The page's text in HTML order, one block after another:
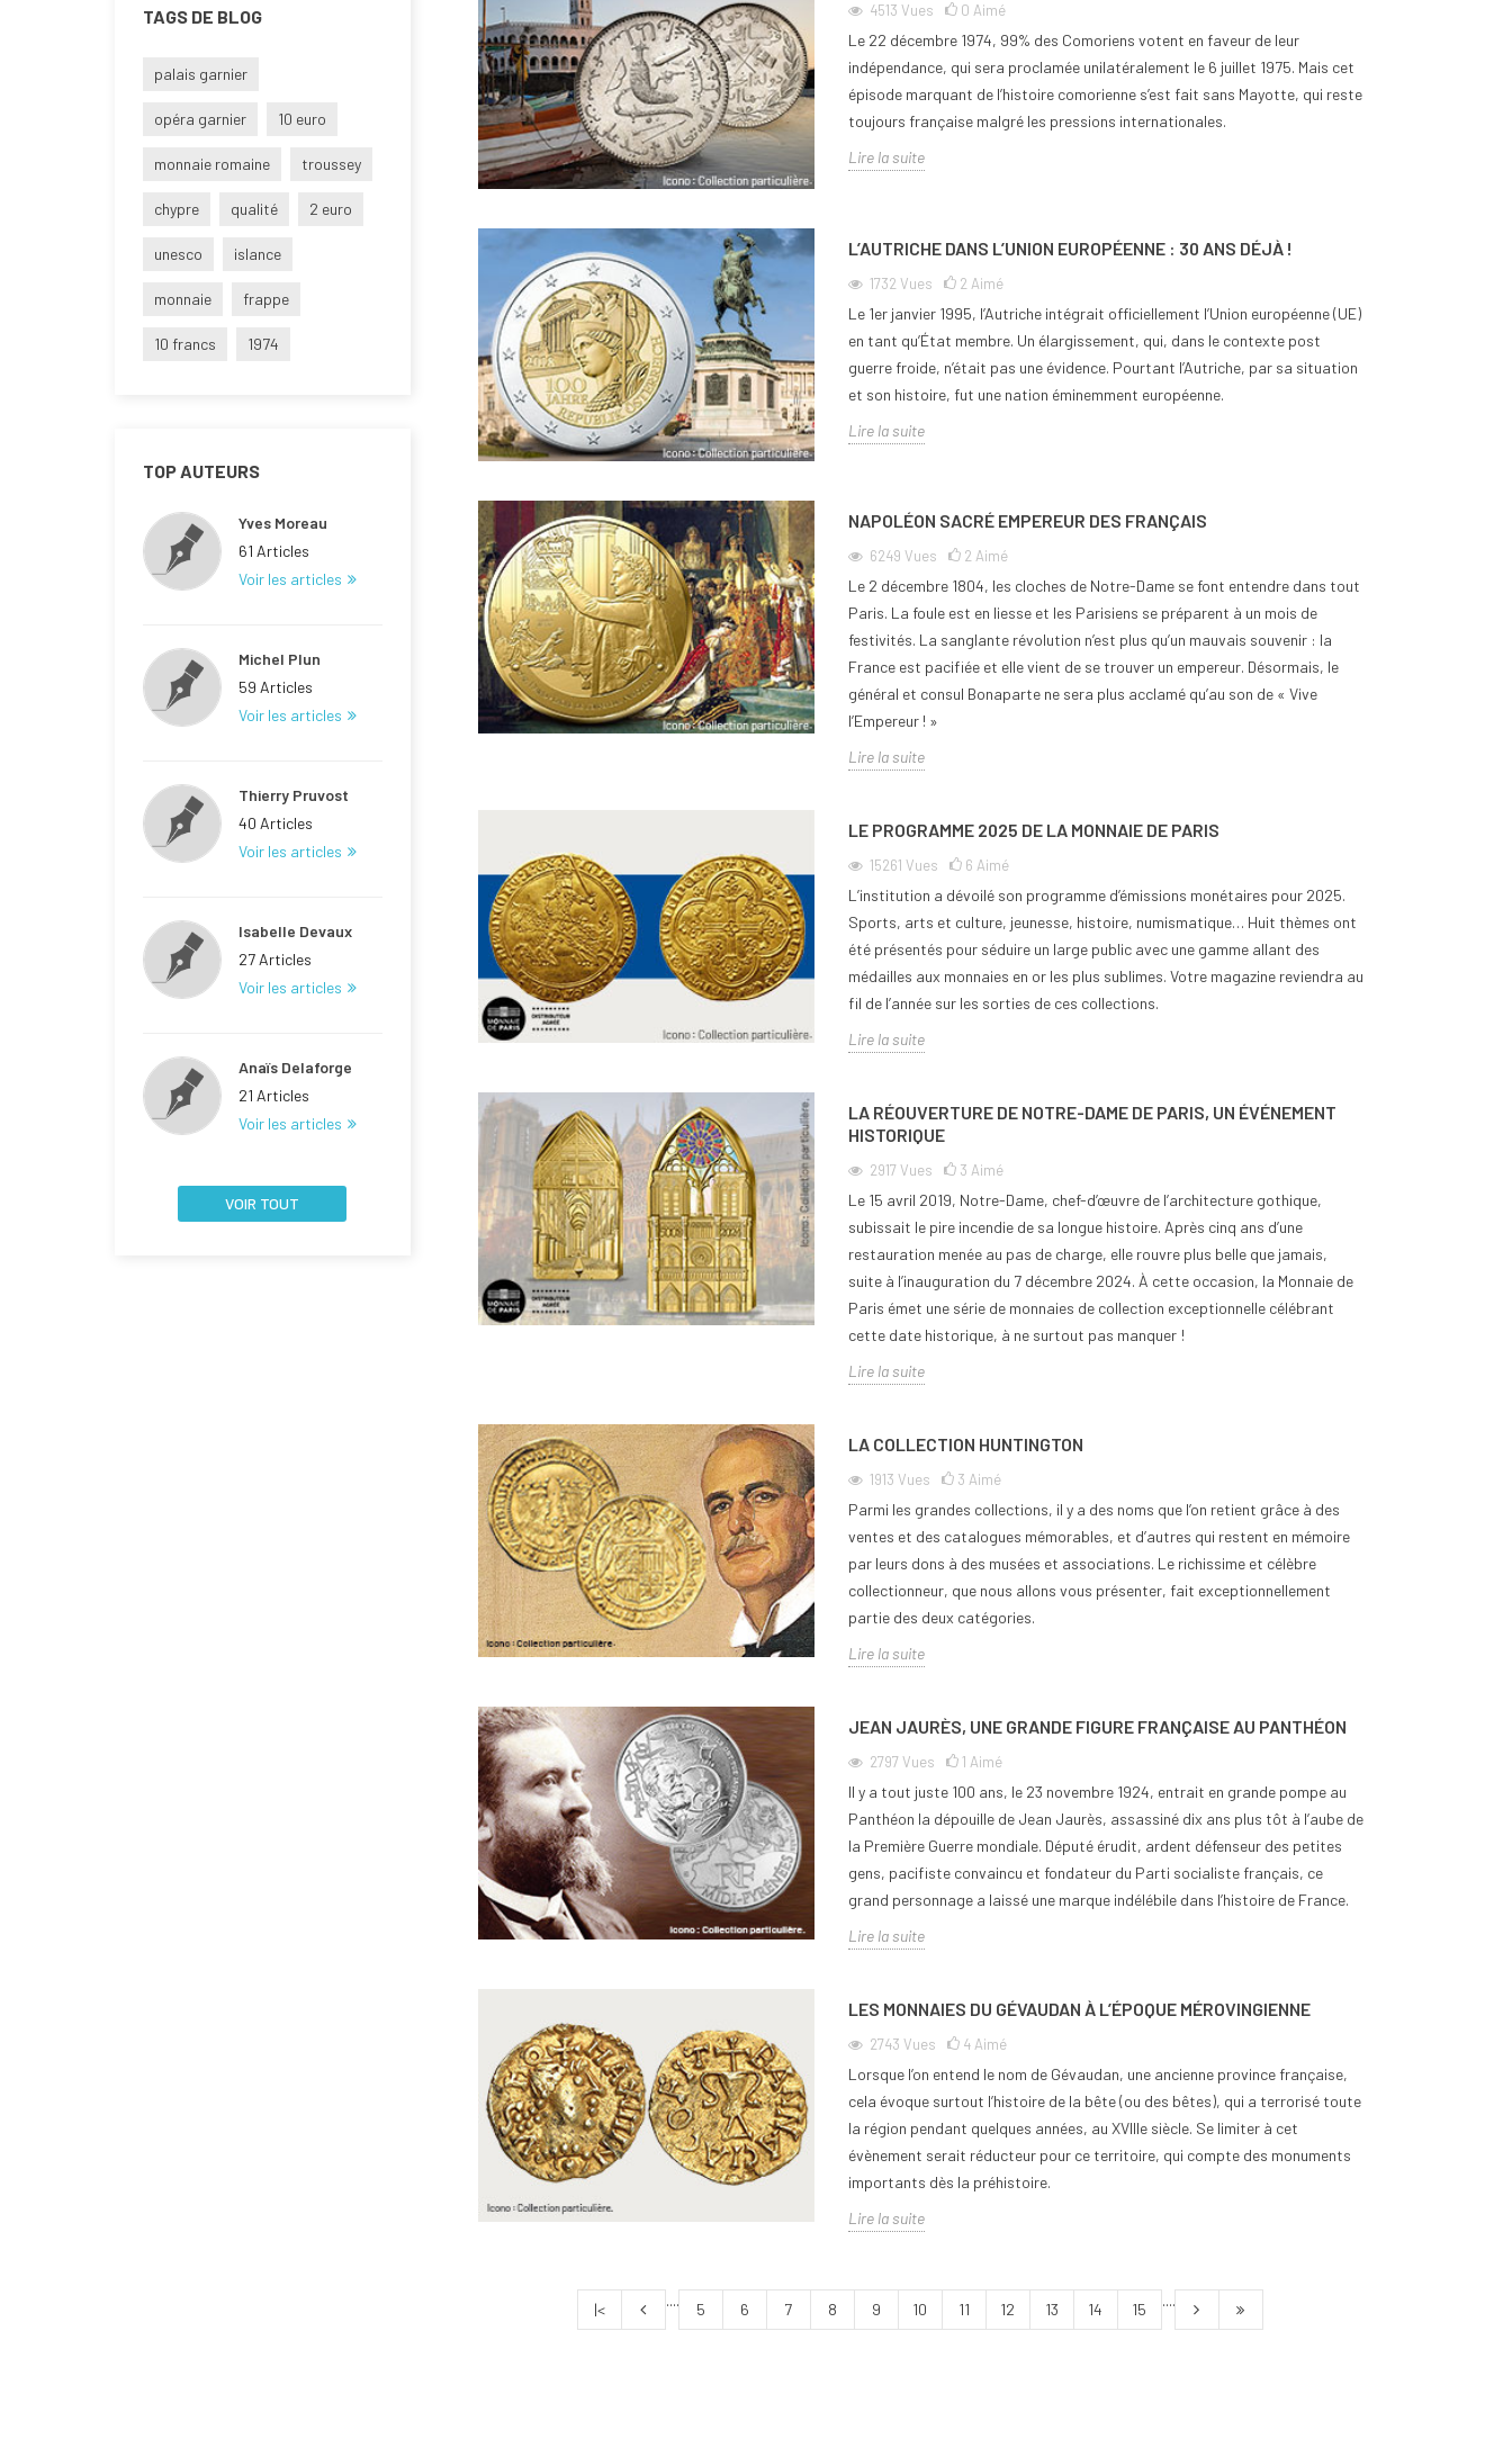
TAGS DE BLOG
palais garnier
opéra garnier 10 euro
monnaie romaine troussey
chypre qualité 2 euro
unesco islance
monnaie frappe
10 francs 1974
TOP AUTEURS
Yves Moreau
61 Articles
Voir les articles
Michel Plun
59 Articles
Voir les articles
Thierry Pruvost
40 Articles
Voir les articles
Isabelle Devaux
27 Articles
Voir les articles
Anaïs Delaforge
21 Articles
Voir les articles
VOIR TOUT
4513 Vues 0 Aimé
Le 22 décembre 1974, 99% des Comoriens votent en faveur de leur
indépendance, qui sera proclamée unilatéralement le 6 juillet 1975. Mais cet
épisode marquant de l’histoire comorienne s’est fait sans Mayotte, qui reste
toujours française malgré les pressions internationales.
Lire la suite
L’AUTRICHE DANS L’UNION EUROPÉENNE : 30 ANS DÉJÀ !
1732 Vues 2 Aimé
Le 1er janvier 1995, l’Autriche intégrait officiellement l’Union européenne (UE)
en tant qu’État membre. Un élargissement, qui, dans le contexte post
guerre froide, n’était pas une évidence. Pourtant l’Autriche, par sa situation
et son histoire, fut une nation éminemment européenne.
Lire la suite
NAPOLÉON SACRÉ EMPEREUR DES FRANÇAIS
6249 Vues 2 Aimé
Le 2 décembre 1804, les cloches de Notre-Dame se font entendre dans tout
Paris. La foule est en liesse et les Parisiens se préparent à un mois de
festivités. La sanglante révolution n’est plus qu’un mauvais souvenir : la
France est pacifiée et elle vient de se trouver un empereur. Désormais, le
général et consul Bonaparte ne sera plus acclamé qu’au son de « Vive
l’Empereur ! »
Lire la suite
LE PROGRAMME 2025 DE LA MONNAIE DE PARIS
15261 Vues 6 Aimé
L’institution a dévoilé son programme d’émissions monétaires pour 2025.
Sports, arts et culture, jeunesse, histoire, numismatique… Huit thèmes ont
été présentés pour séduire un large public avec une gamme allant des
médailles aux monnaies en or les plus sublimes. Votre magazine reviendra au
fil de l’année sur les sorties de ces collections.
Lire la suite
LA RÉOUVERTURE DE NOTRE-DAME DE PARIS, UN ÉVÉNEMENT
HISTORIQUE
2917Vues 3 Aimé
Le 15 avril 2019, Notre-Dame, chef-d’œuvre de l’architecture gothique,
subissait le pire incendie de sa longue histoire. Après cinq ans d’une
restauration menée au pas de charge, elle rouvre plus belle que jamais,
suite à l’inauguration du 7 décembre 2024. À cette occasion, la Monnaie de
Paris émet une série de monnaies de collection exceptionnelle célébrant
cette date historique, à ne surtout pas manquer !
Lire la suite
LA COLLECTION HUNTINGTON
1913 Vues 3 Aimé
Parmi les grandes collections, il y a des noms que l’on retient grâce à des
ventes et des catalogues mémorables, et d’autres qui restent en mémoire
par leurs dons à des musées et associations. Le richissime et célèbre
collectionneur, que nous allons vous présenter, fait exceptionnellement
partie des deux catégories.
Lire la suite
JEAN JAURÈS, UNE GRANDE FIGURE FRANÇAISE AU PANTHÉON
2797Vues 1 Aimé
Il y a tout juste 100 ans, le 23 novembre 1924, entrait en grande pompe au
Panthéon la dépouille de Jean Jaurès, assassiné dix ans plus tôt à l’aube de
la Première Guerre mondiale. Député érudit, ardent défenseur des petites
gens, pacifiste convaincu et fondateur du Parti socialiste français, ce
grand personnage a laissé une marque indélébile dans l’histoire de France.
Lire la suite
LES MONNAIES DU GÉVAUDAN À L’ÉPOQUE MÉROVINGIENNE
2743 Vues 4 Aimé
Lorsque l’on entend le nom de Gévaudan, une ancienne province française,
cela évoque surtout l’histoire de la bête (ou des bêtes), qui a terrorisé toute
la région pendant quelques années, au XVIIIe siècle. Se limiter à cet
évènement serait réducteur pour ce territoire, qui compte des monuments
importants dès la préhistoire.
Lire la suite
|< .... 5 6 7 8 9 10 11 12 13 14 15 ....